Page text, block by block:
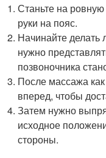
Станьте на
руки на пояс.
Начинайте делать
нужно
позвоночника
После массажа
вперед, чтобы
Затем нужно
исходное
стороны.